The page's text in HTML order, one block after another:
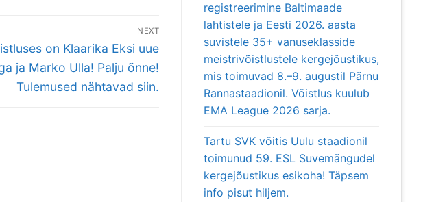
NEXT
on Klaarika Eksi uue
ja Marko Ulla! Palju õnne!
Tulemused nähtavad siin.
registreerimine Baltimaade
lahtistele ja Eesti 2026. aasta
suvistele 35+ vanuseklasside
meistrivõistlustele kergejõustikus,
mis toimuvad 8.–9. augustil Pärnu
Rannastaadionil. Võistlus kuulub
EMA League 2026 sarja.
Tartu SVK võitis Uulu staadionil
toimunud 59. ESL Suvemängudel
kergejõustikus esikoha! Täpsem
info pisut hiljem.